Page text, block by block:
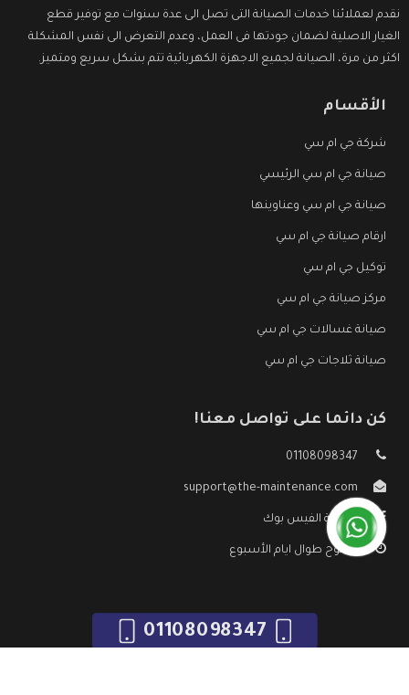
نقدم لعملائنا خدمات الصيانة التى تصل الى عدة سنوات مع توفير قطع
الغيار الاصلية لضمان جودتها فى العمل، وعدم التعرض الى نفس المشكلة
اكثر من مرة، الصيانة لجميع الاجهزة الكهربائية تتم بشكل سريع ومتميز.
الأقسام
شركة جي ام سي
صيانة جي ام سي الرئيسي
صيانة جي ام سي وعناوينها
ارقام صيانة جي ام سي
توكيل جي ام سي
مركز صيانة جي ام سي
صيانة غسالات جي ام سي
صيانة ثلاجات جي ام سي
كن دائما على تواصل معنا!
01108098347
support@the-maintenance.com
صفحة الفيس بوك
مفتوح طوال ايام الأسبوع
01108098347